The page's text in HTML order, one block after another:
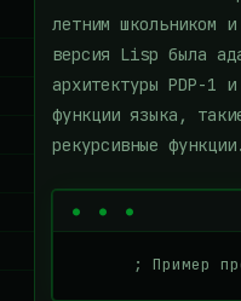
летним школьником
версия Lisp была
архитектуры PDP-1
функции языка,
рекурсивные функции.
; Пример